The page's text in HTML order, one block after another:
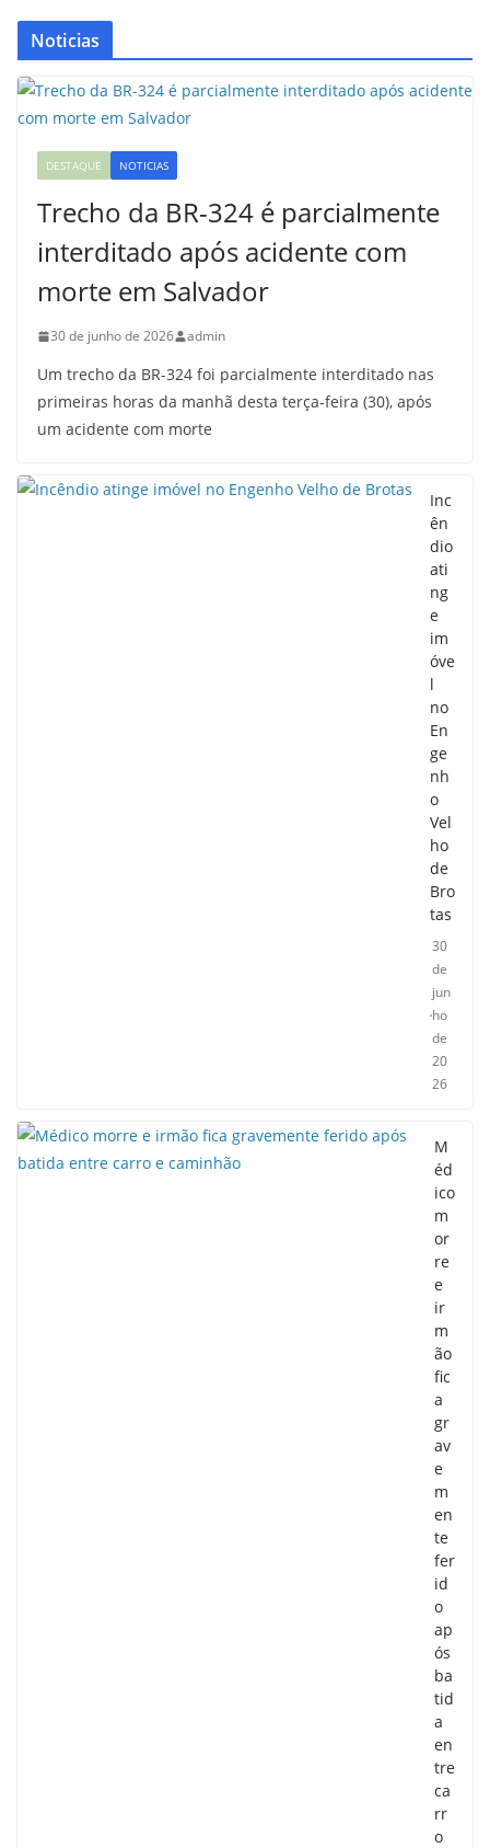
Noticias
DESTAQUE NOTICIAS
Trecho da BR-324 é parcialmente
interditado após acidente com
morte em Salvador
30 de junho de 2026 admin
Um trecho da BR-324 foi parcialmente interditado nas
primeiras horas da manhã desta terça-feira (30), após
um acidente com morte
Inc
ên
dio
ati
ng
e
im
óve
l
no
En
ge
nh
o
Vel
ho
de
Bro
tas
30
de
jun
ho
de
20
26
M
éd
ico
m
or
re
e
ir
m
ão
fic
a
gr
av
e
m
en
te
fer
id
o
ap
ós
ba
tid
a
en
tre
ca
rr
o